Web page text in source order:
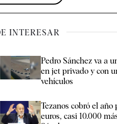
INTERESAR
Pedro Sánchez va a
en jet privado y con
vehículos
Tezanos cobró el año
euros, casi 10.000